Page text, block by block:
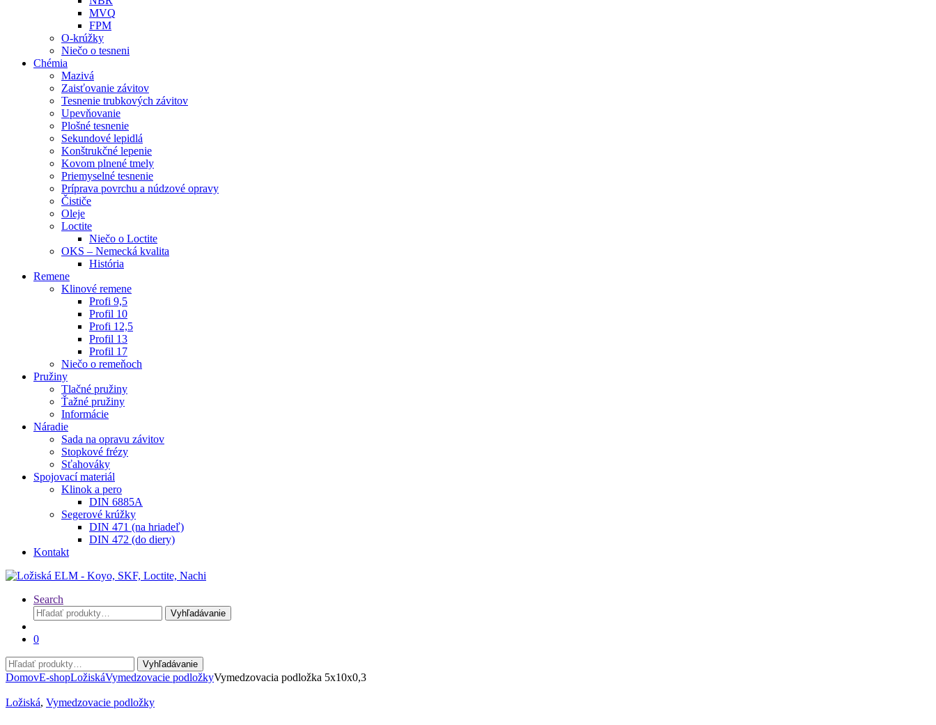
MVQ
FPM
O-krúžky
Niečo o tesneni
Chémia
Mazivá
Zaisťovanie závitov
Tesnenie trubkových závitov
Upevňovanie
Plošné tesnenie
Sekundové lepidlá
Konštrukčné lepenie
Kovom plnené tmely
Priemyselné tesnenie
Príprava povrchu a núdzové opravy
Čističe
Oleje
Loctite
Niečo o Loctite
OKS – Nemecká kvalita
História
Remene
Klinové remene
Profi 9,5
Profil 10
Profi 12,5
Profil 13
Profil 17
Niečo o remeňoch
Pružiny
Tlačné pružiny
Ťažné pružiny
Informácie
Náradie
Sada na opravu závitov
Stopkové frézy
Sťahováky
Spojovací materiál
Klinok a pero
DIN 6885A
Segerové krúžky
DIN 471 (na hriadeľ)
DIN 472 (do diery)
Kontakt
Search
Hľadať:
Vyhľadávanie
0
Hľadať:
Vyhľadávanie
DomovE-shopLožiskáVymedzovacie podložkyVymedzovacia podložka 5x10x0,3
Ložiská, Vymedzovacie podložky